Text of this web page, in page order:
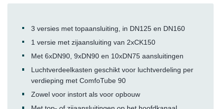
3 versies met topaansluiting, in DN125 en DN160
1 versie met zijaansluiting van 2xCK150
Met 6xDN90, 9xDN90 en 10xDN75 aansluitingen
Luchtverdeelkasten geschikt voor luchtverdeling per
verdieping met ComfoTube 90
Zowel voor instort als voor opbouw